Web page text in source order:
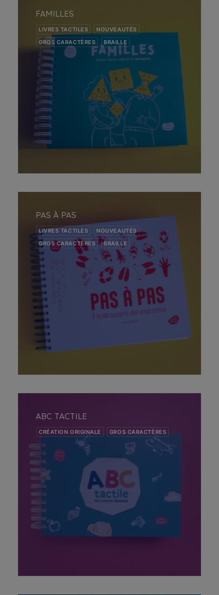
FAMILLES
LIVRES TACTILES
NOUVEAUTÉS
GROS CARACTÈRES
BRAILLE
PAS À PAS
LIVRES TACTILES
NOUVEAUTÉS
GROS CARACTÈRES
BRAILLE
ABC TACTILE
CRÉATION ORIGINALE GROS CARACTÈRES